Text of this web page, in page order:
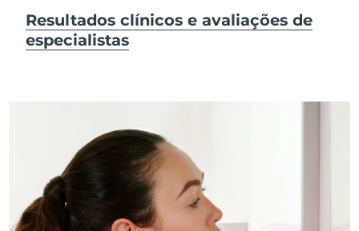
Resultados clínicos e avaliações de
especialistas